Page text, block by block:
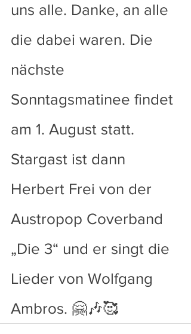
uns alle. Danke, an alle
die dabei waren. Die
nächste
Sonntagsmatinee findet
am 1. August statt.
Stargast ist dann
Herbert Frei von der
Austropop Coverband
„Die 3“ und er singt die
Lieder von Wolfgang
Ambros. 🤗🎶🥰